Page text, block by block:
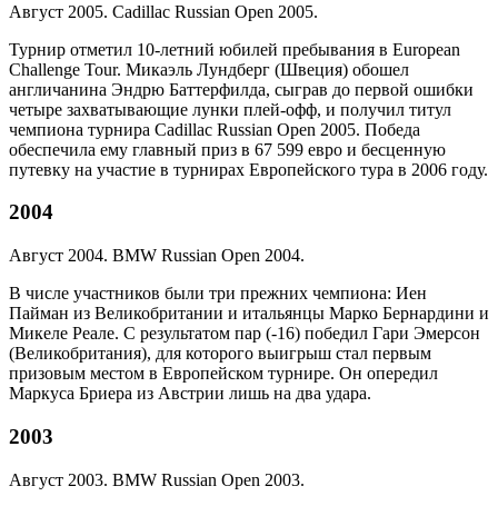
Август 2005. Cadillac Russian Open 2005.
Турнир отметил 10-летний юбилей пребывания в European
Challenge Tour. Микаэль Лундберг (Швеция) обошел
англичанина Эндрю Баттерфилда, сыграв до первой ошибки
четыре захватывающие лунки плей-офф, и получил титул
чемпиона турнира Cadillac Russian Open 2005. Победа
обеспечила ему главный приз в 67 599 евро и бесценную
путевку на участие в турнирах Европейского тура в 2006 году.
2004
Август 2004. BMW Russian Open 2004.
В числе участников были три прежних чемпиона: Иен
Пайман из Великобритании и итальянцы Марко Бернардини и
Микеле Реале. С результатом пар (-16) победил Гари Эмерсон
(Великобритания), для которого выигрыш стал первым
призовым местом в Европейском турнире. Он опередил
Маркуса Бриера из Австрии лишь на два удара.
2003
Август 2003. BMW Russian Open 2003.